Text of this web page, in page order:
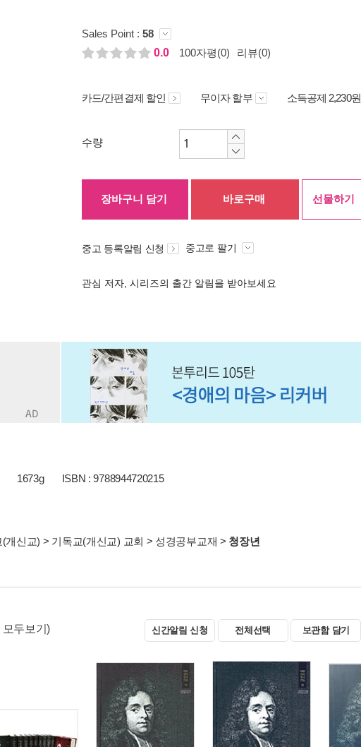
Sales Point : 58
0.0
100자평(0) 리뷰(0)
카드/간편결제 할인 무이자 할부 소득공제 2,230원
수량
장바구니 담기 바로구매 선물하기
중고 등록알림 신청 중고로 팔기
관심 저자, 시리즈의 출간 알림을 받아보세요
1673g ISBN : 9788944720215
(개신교) > 기독교(개신교) 교회 > 성경공부교재 > 청장년
모두보기) 신간알림 신청 전체선택 보관함 담기